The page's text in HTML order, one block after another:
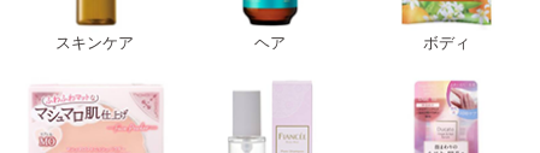
スキンケア ヘア ボディ